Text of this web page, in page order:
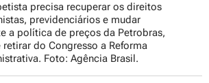
precisa recuperar os direitos
previdenciários e mudar
a política de preços da Petrobras,
retirar do Congresso a Reforma
Foto: Agência Brasil.